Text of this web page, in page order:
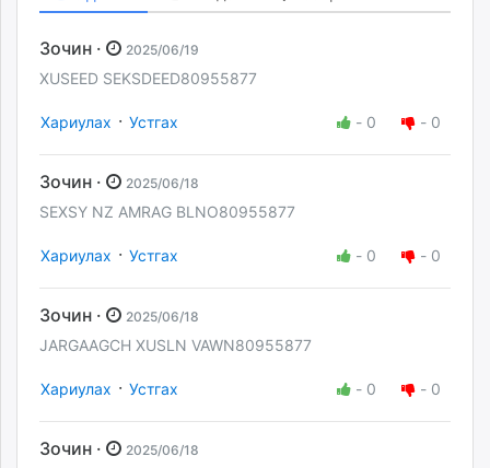
Зочин · 2025/06/19
XUSEED SEKSDEED80955877
Хариулах · Устгах - 0 - 0
Зочин · 2025/06/18
SEXSY NZ AMRAG BLNO80955877
Хариулах · Устгах - 0 - 0
Зочин · 2025/06/18
JARGAAGCH XUSLN VAWN80955877
Хариулах · Устгах - 0 - 0
Зочин · 2025/06/18